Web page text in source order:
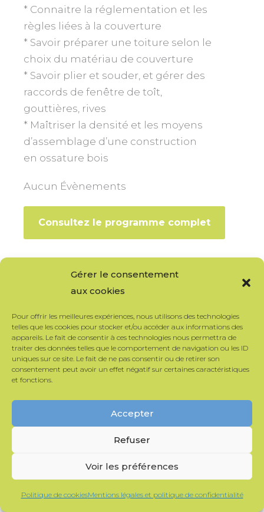
Gérer le consentement
aux cookies
Pour offrir les meilleures expériences, nous utilisons des technologies
telles que les cookies pour stocker et/ou accéder aux informations des
appareils. Le fait de consentir à ces technologies nous permettra de
traiter des données telles que le comportement de navigation ou les ID
uniques sur ce site. Le fait de ne pas consentir ou de retirer son
consentement peut avoir un effet négatif sur certaines caractéristiques
et fonctions.
Accepter
Refuser
Voir les préférences
Politique de cookiesMentions légales et politique de confidentialité
* Connaitre la réglementation et les
règles liées à la couverture
* Savoir préparer une toiture selon le
choix du matériau de couverture
* Savoir plier et souder, et gérer des
raccords de fenêtre de toît,
gouttières, rives
* Maîtriser la densité et les moyens
d’assemblage d’une construction
en ossature bois
Aucun Évènements
Consultez le programme complet
Isolants en vrac
Objectif général
Savoir caractériser et mettre en œuvre les
isolants vracs.
Compétences visées
matériaux issus de l’agriculture
* Appliquer les règles et réglementation
* Maîtriser la physique du bâtiment
Isolants en vrac